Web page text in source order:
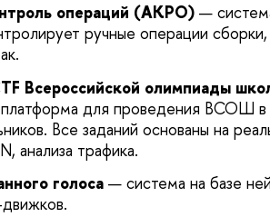
операций (АКРО) —
ручные операции
Всероссийской олимпиады
платформа для проведения ВСОШ
Все заданий основаны на
анализа трафика.
голоса — система на базе